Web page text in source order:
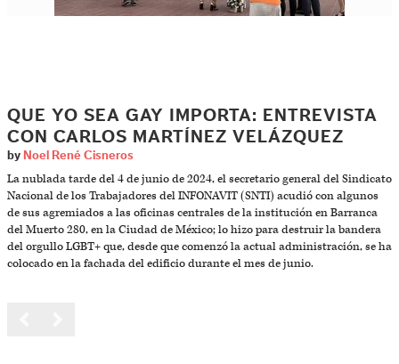
QUE YO SEA GAY IMPORTA: ENTREVISTA
CON CARLOS MARTÍNEZ VELÁZQUEZ
by Noel René Cisneros
La nublada tarde del 4 de junio de 2024, el secretario general del Sindicato
Nacional de los Trabajadores del INFONAVIT (SNTI) acudió con algunos
de sus agremiados a las oficinas centrales de la institución en Barranca
del Muerto 280, en la Ciudad de México; lo hizo para destruir la bandera
del orgullo LGBT+ que, desde que comenzó la actual administración, se ha
colocado en la fachada del edificio durante el mes de junio.